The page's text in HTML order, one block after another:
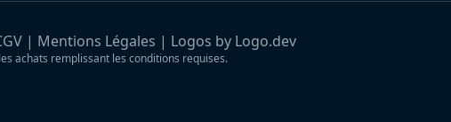
| Mentions Légales | Logos by Logo.dev
achats remplissant les conditions requises.